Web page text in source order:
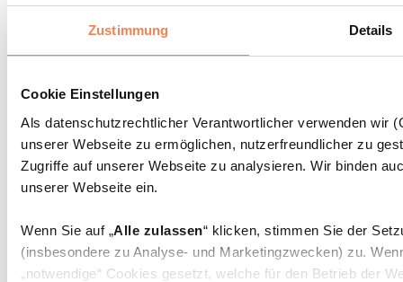
Zustimmung Details
Cookie Einstellungen
Als datenschutzrechtlicher Verantwortlicher verwenden wir
unserer Webseite zu ermöglichen, nutzerfreundlicher zu
Zugriffe auf unserer Webseite zu analysieren. Wir binden
unserer Webseite ein.
Wenn Sie auf „Alle zulassen“ klicken, stimmen Sie der
(insbesondere zu Analyse- und Marketingzwecken) zu.
„notwendige“ Cookies gesetzt, welche für den Betrieb der
Faszien- und Massagerollen
Weitere Rehabilitationshilfen
Taschen & Rucksäcke
Essenstaschen und Meal-Prep-Zubehör
Sporttaschen
Zubehör nach Aktivität
Laufen
Kampfsport